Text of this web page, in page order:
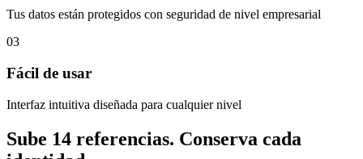
Tus datos están protegidos con seguridad de nivel empresarial
03
Fácil de usar
Interfaz intuitiva diseñada para cualquier nivel
Sube 14 referencias. Conserva cada